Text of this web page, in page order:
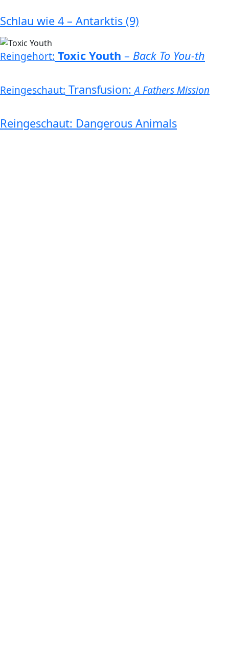
Schlau wie 4 – Antarktis (9)
Reingehört: Toxic Youth – Back To You-th
Reingeschaut: Transfusion:A Fathers Mission
Reingeschaut: Dangerous Animals